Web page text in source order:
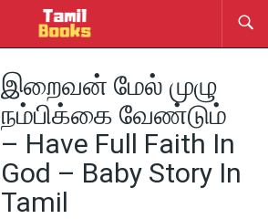
இறைவன் மேல் முழு
நம்பிக்கை வேண்டும்
– Have Full Faith In
God – Baby Story In
Tamil